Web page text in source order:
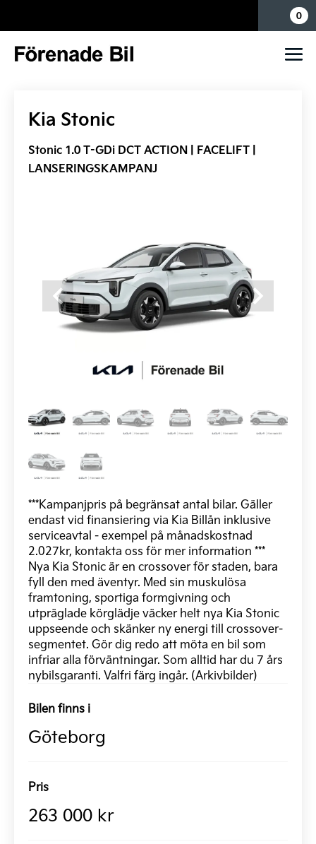
0
Kia Stonic
Stonic 1.0 T-GDi DCT ACTION | FACELIFT |
LANSERINGSKAMPANJ
Previous Next
***Kampanjpris på begränsat antal bilar. Gäller
endast vid finansiering via Kia Billån inklusive
serviceavtal - exempel på månadskostnad
2.027kr, kontakta oss för mer information ***
Nya Kia Stonic är en crossover för staden, bara
fyll den med äventyr. Med sin muskulösa
framtoning, sportiga formgivning och
utpräglade körglädje väcker helt nya Kia Stonic
uppseende och skänker ny energi till crossover-
segmentet. Gör dig redo att möta en bil som
infriar alla förväntningar. Som alltid har du 7 års
nybilsgaranti. Valfri färg ingår. (Arkivbilder)
Bilen finns i
Göteborg
Pris
263 000 kr